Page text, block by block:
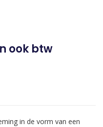
ook btw
in de vorm van een